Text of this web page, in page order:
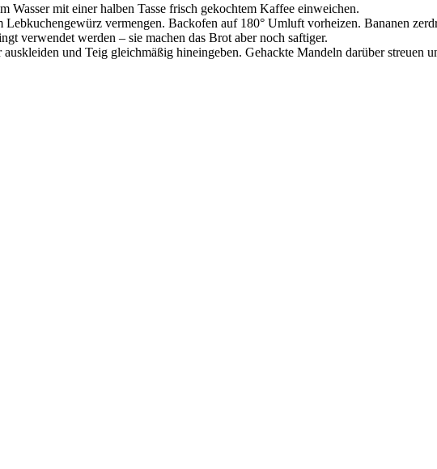
mit einer halben Tasse frisch gekochtem Kaffee einweichen.
vermengen. Backofen auf 180° Umluft vorheizen. Bananen
verwendet werden – sie machen das Brot aber noch saftiger.
und Teig gleichmäßig hineingeben. Gehackte Mandeln darüber streuen